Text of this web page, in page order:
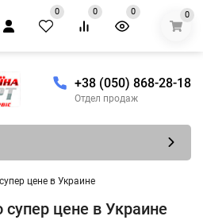
0 0 0 0
+38 (050) 868-28-18
Отдел продаж
цене в Украине
цене в Украине